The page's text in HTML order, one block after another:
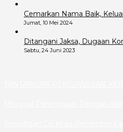
Cemarkan Nama Baik,
Jumat, 10 Mei 2024
Ditangani Jaksa, Dugaan
Sabtu, 24 Juni 2023